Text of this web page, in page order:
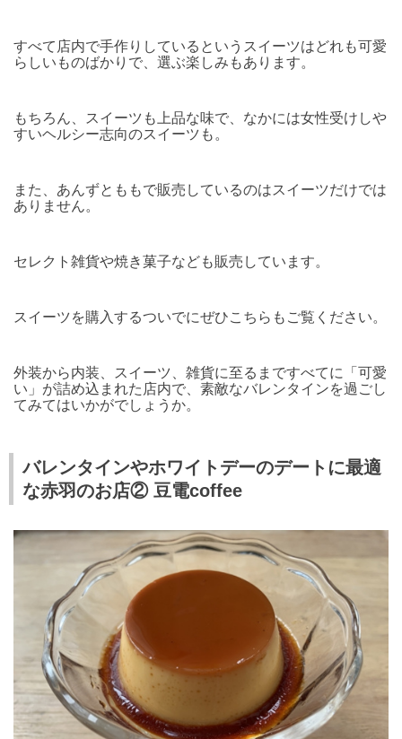
すべて店内で手作りしているというスイーツはどれも可愛
らしいものばかりで、選ぶ楽しみもあります。
もちろん、スイーツも上品な味で、なかには女性受けしや
すいヘルシー志向のスイーツも。
また、あんずとももで販売しているのはスイーツだけでは
ありません。
セレクト雑貨や焼き菓子なども販売しています。
スイーツを購入するついでにぜひこちらもご覧ください。
外装から内装、スイーツ、雑貨に至るまですべてに「可愛
い」が詰め込まれた店内で、素敵なバレンタインを過ごし
てみてはいかがでしょうか。
バレンタインやホワイトデーのデートに最適
な赤羽のお店② 豆電coffee